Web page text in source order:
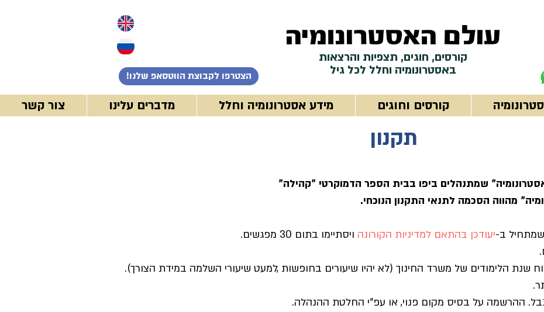
!הצטרפו לקבוצת הווטסאפ שלנו
קורסים, חוגים, תצפיות והרצאות
באסטרונומיה וחלל לכל גיל
קורסים וחוגים מידע אסטרונומיה וחלל מדברים עלינו צור קשר
תקנון
שמתנהלים ביפו בבית הספר הדמוקרטי "קהילה"
מהווה הסכמה לתנאי התקנון הנוכחי.
יעודכן בהתאם למדיניות הקורונה ויסתיימו בתום 30 מפגשים.
שנת הלימודים של משרד החינוך (לא יהיו שיעורים בחופשות ,למעט שיעורי השלמה במידת הצורך).